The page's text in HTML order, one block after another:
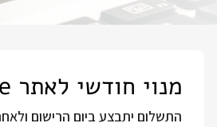
מנוי חודשי לאתר ToCode
התשלום יתבצע ביום הרישום